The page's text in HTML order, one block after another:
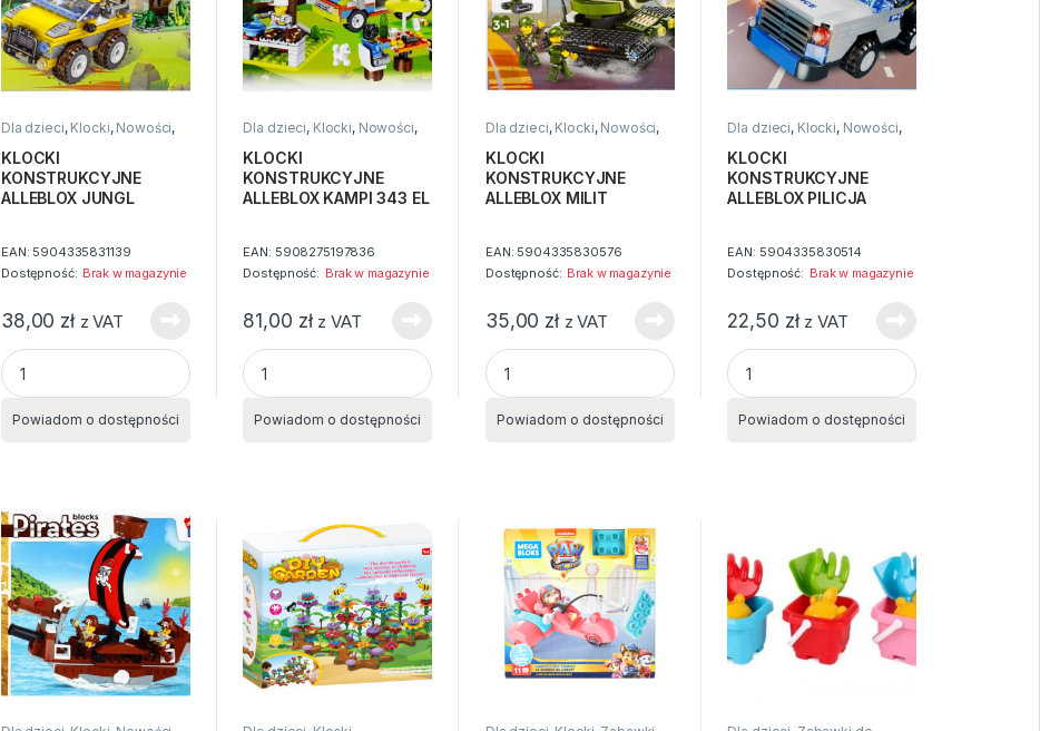
Dla dzieci, Klocki, Nowości,
KLOCKI
KONSTRUKCYJNE
ALLEBLOX JUNGL
EAN: 5904335831139
Dostępność: Brak w magazynie
38,00 zł z VAT
KLOCKI KONSTRUKCYJNE ALLEBLOX JUNGL quantity
Powiadom o dostępności
Dla dzieci, Klocki, Nowości,
KLOCKI
KONSTRUKCYJNE
ALLEBLOX KAMPI 343 EL
EAN: 5908275197836
Dostępność: Brak w magazynie
81,00 zł z VAT
KLOCKI KONSTRUKCYJNE ALLEBLOX KAMPI 343 EL quantity
Powiadom o dostępności
Dla dzieci, Klocki, Nowości,
KLOCKI
KONSTRUKCYJNE
ALLEBLOX MILIT
EAN: 5904335830576
Dostępność: Brak w magazynie
35,00 zł z VAT
KLOCKI KONSTRUKCYJNE ALLEBLOX MILIT quantity
Powiadom o dostępności
Dla dzieci, Klocki, Nowości,
KLOCKI
KONSTRUKCYJNE
ALLEBLOX PILICJA
EAN: 5904335830514
Dostępność: Brak w magazynie
22,50 zł z VAT
KLOCKI KONSTRUKCYJNE ALLEBLOX
Powiadom o dostępności